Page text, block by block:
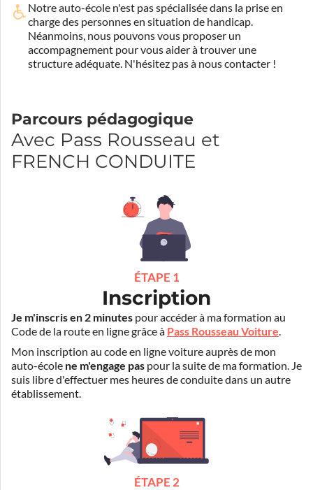
Notre auto-école n'est pas spécialisée dans la prise en
charge des personnes en situation de handicap.
Néanmoins, nous pouvons vous proposer un
accompagnement pour vous aider à trouver une
structure adéquate. N'hésitez pas à nous contacter !
Parcours pédagogique
Avec Pass Rousseau et
FRENCH CONDUITE
ÉTAPE 1
Inscription
Je m'inscris en 2 minutes pour accéder à ma formation au
Code de la route en ligne grâce à Pass Rousseau Voiture.
Mon inscription au code en ligne voiture auprès de mon
auto-école ne m'engage pas pour la suite de ma formation. Je
suis libre d'effectuer mes heures de conduite dans un autre
établissement.
ÉTAPE 2